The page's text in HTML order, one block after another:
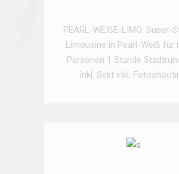
PEARL-WEIßE-LIMO: Super-
Limousine in Pearl-Weiß für
Personen 1 Stunde
inkl. Sekt inkl.